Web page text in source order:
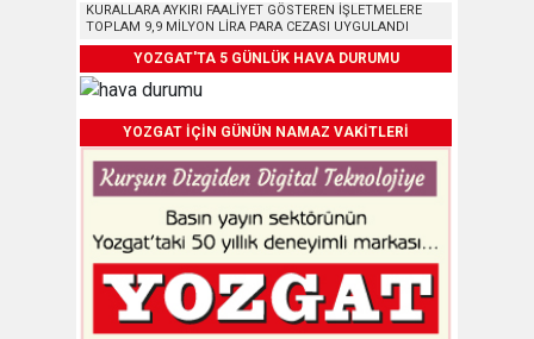
KURALLARA AYKIRI FAALİYET GÖSTEREN İŞLETMELERE
TOPLAM 9,9 MİLYON LİRA PARA CEZASI UYGULANDI
YOZGAT'TA 5 GÜNLÜK HAVA DURUMU
YOZGAT İÇİN GÜNÜN NAMAZ VAKİTLERİ